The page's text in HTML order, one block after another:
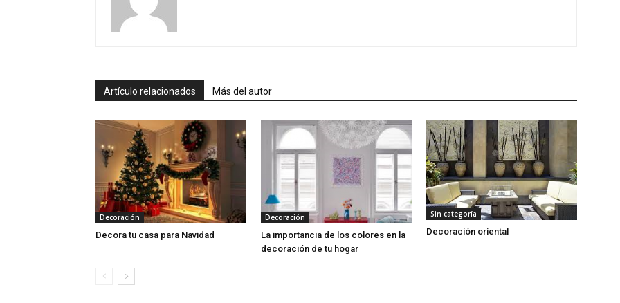
Artículo relacionados Más del autor
Decoración
Decora tu casa para Navidad
Decoración
La importancia de los colores en la
decoración de tu hogar
Sin categoría
Decoración oriental